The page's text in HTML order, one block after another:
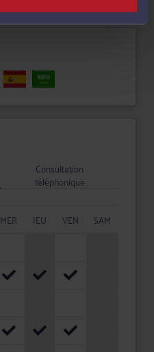
Consultation
téléphonique
MER JEU VEN
SAM